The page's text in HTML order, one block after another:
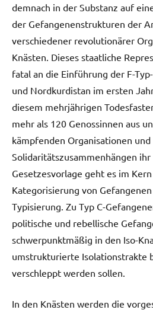
demnach in der Substanz auf
der Gefangenenstrukturen der
verschiedener revolutionärer
Knästen. Dieses staatliche
fatal an die Einführung der F-
und Nordkurdistan im ersten
diesem mehrjährigen
mehr als 120 Genossinnen aus
kämpfenden Organisationen und
Solidaritätszusammenhängen
Gesetzesvorlage geht es im
Kategorisierung von
Typisierung. Zu Typ C-
politische und rebellische
schwerpunktmäßig in den Iso-
umstrukturierte Isolationstrakte
verschleppt werden sollen.
In den Knästen werden die